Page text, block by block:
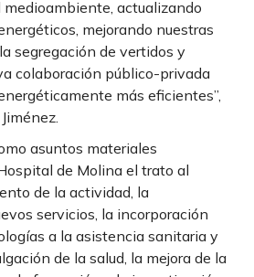
actualizando
mejorando nuestras
segregación de vertidos y
colaboración público-privada
más eficientes”,
asuntos materiales
de Molina el trato al
de la actividad, la
servicios, la incorporación
a la asistencia sanitaria y
de la salud, la mejora de la